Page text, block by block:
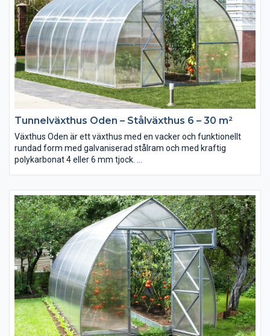
kraftig uv-beständig polykarbonat 6 eller 10 mm tjock som tål
en belastning av 360 kg per kvadratmeter.
Tunnelväxthus Oden – Stålväxthus 6 – 30 m²
Växthus Oden är ett växthus med en vacker och funktionellt
rundad form med galvaniserad stålram och med kraftig
polykarbonat 4 eller 6 mm tjock.
starkt och tåligt växthus speciellt anpassat för snörika regioner.
Dess rundade form är inte bara funktionell utan också mycket
vacker och platseffektiv då den ger en bra höjd i större delen av
växthuset.